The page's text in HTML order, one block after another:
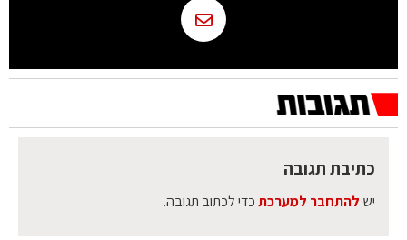
כתיבת תגובה
יש להתחבר למערכתכדי לכתוב תגובה.